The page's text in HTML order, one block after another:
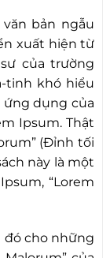
bản ngẫu
xuất hiện từ
của trường
tinh khó hiểu
ứng dụng của
Ipsum. Thật
(Đỉnh tối
này là một
“Lorem
đó cho những